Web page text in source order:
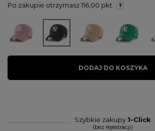
Po zakupie otrzymasz116,00 pkt.
DODAJ DO KOSZYKA
Szybkie zakupy 1-Click
(bez rejestracji)